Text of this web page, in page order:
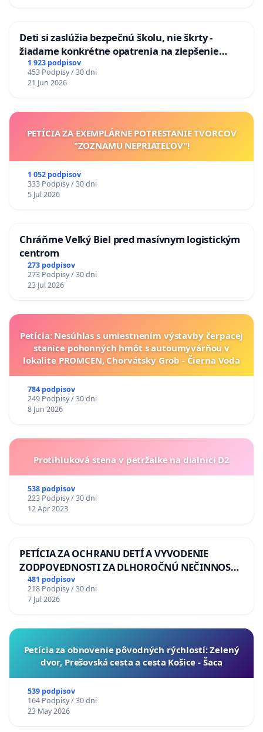
Deti si zaslúžia bezpečnú školu, nie škrty -
žiadame konkrétne opatrenia na zlepšenie
situácie v školstve
1 923 podpisov
453 Podpisy / 30 dni
21 Jun 2026
PETÍCIA ZA EXEMPLÁRNE POTRESTANIE TVORCOV
"ZOZNAMU NEPRIATEĽOV"!
1 052 podpisov
333 Podpisy / 30 dni
5 Jul 2026
Chráňme Veľký Biel pred masívnym logistickým
centrom
273 podpisov
273 Podpisy / 30 dni
23 Jul 2026
Petícia: Nesúhlas s umiestnením výstavby čerpacej
stanice pohonných hmôt s autoumyvárňou v
lokalite PROMCEN, Chorvátsky Grob - Čierna Voda
784 podpisov
249 Podpisy / 30 dni
8 Jun 2026
Protihluková stena v petržalke na dialnici D2
538 podpisov
223 Podpisy / 30 dni
12 Apr 2023
PETÍCIA ZA OCHRANU DETÍ A VYVODENIE
ZODPOVEDNOSTI ZA DLHOROČNÚ NEČINNOSŤ
A ZLYHANIE ŠTÁTU
481 podpisov
218 Podpisy / 30 dni
7 Jul 2026
​Petícia za obnovenie pôvodných rýchlostí: Zelený
dvor, Prešovská cesta a cesta Košice - Šaca
539 podpisov
164 Podpisy / 30 dni
23 May 2026